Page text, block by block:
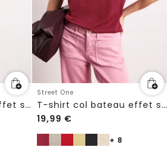
T-shirt col bateau effet soyeux
Street One
T-shirt col bateau effet soyeux
19,99 €
+ 8